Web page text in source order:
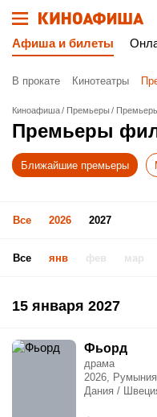
Афиша и билеты
В прокате Кинотеатры
Киноафиша Премьеры
Премьеры
Ближайшие премьеры
Все 2026 2027
Все янв фев мар
15 января 2027
Фьорд
драма
2026,
Дания /